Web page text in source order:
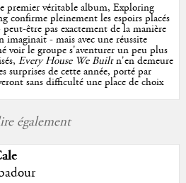
premier véritable album, Exploring
confirme pleinement les espoirs placés
être pas exactement de la manière
imaginait - mais avec une réussite
voir le groupe s'aventurer un peu plus
Every House We Builtn'en demeure
surprises de cette année, porté par
sans difficulté une place de choix
également